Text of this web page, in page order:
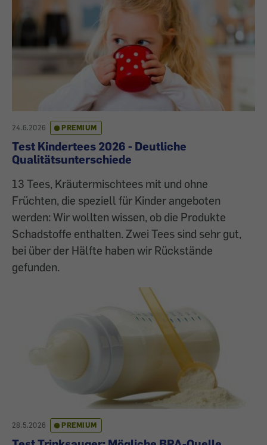
24.6.2026 PREMIUM
Test Kindertees 2026 - Deutliche
Qualitätsunterschiede
13 Tees, Kräutermischtees mit und ohne
Früchten, die speziell für Kinder angeboten
werden: Wir wollten wissen, ob die Produkte
Schadstoffe enthalten. Zwei Tees sind sehr gut,
bei über der Hälfte haben wir Rückstände
gefunden.
28.5.2026 PREMIUM